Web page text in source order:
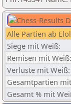
Alle Partien ab
Siege mit Weiß:
Remisen mit Weiß:
Verluste mit Weiß:
Gesamtpartien
Gesamt % mit